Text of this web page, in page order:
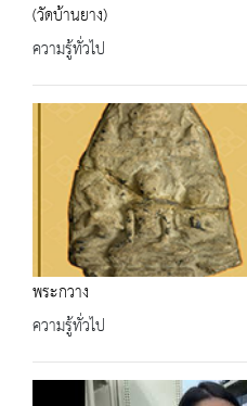
(วัดบ้านยาง)
ความรู้ทั่วไป
พระกวาง
ความรู้ทั่วไป